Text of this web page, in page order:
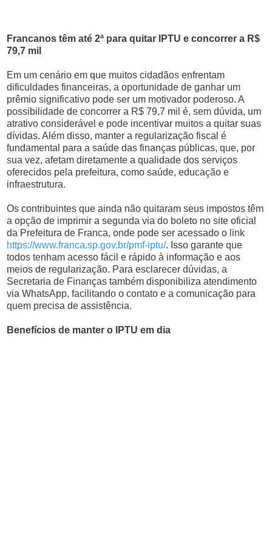
Francanos têm até 2ª para quitar IPTU e concorrer a R$
79,7 mil
Em um cenário em que muitos cidadãos enfrentam
dificuldades financeiras, a oportunidade de ganhar um
prêmio significativo pode ser um motivador poderoso. A
possibilidade de concorrer a R$ 79,7 mil é, sem dúvida, um
atrativo considerável e pode incentivar muitos a quitar suas
dívidas. Além disso, manter a regularização fiscal é
fundamental para a saúde das finanças públicas, que, por
sua vez, afetam diretamente a qualidade dos serviços
oferecidos pela prefeitura, como saúde, educação e
infraestrutura.
Os contribuintes que ainda não quitaram seus impostos têm
a opção de imprimir a segunda via do boleto no site oficial
da Prefeitura de Franca, onde pode ser acessado o link
https://www.franca.sp.gov.br/pmf-iptu/. Isso garante que
todos tenham acesso fácil e rápido à informação e aos
meios de regularização. Para esclarecer dúvidas, a
Secretaria de Finanças também disponibiliza atendimento
via WhatsApp, facilitando o contato e a comunicação para
quem precisa de assistência.
Benefícios de manter o IPTU em dia